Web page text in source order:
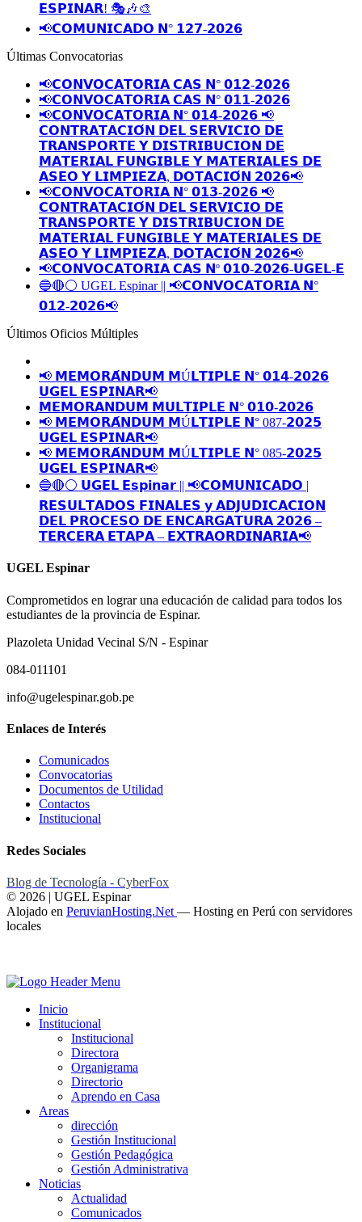
𝗘𝗦𝗣𝗜𝗡𝗔𝗥! 🎭🎶🎨
📢𝗖𝗢𝗠𝗨𝗡𝗜𝗖𝗔𝗗𝗢 𝗡° 𝟭𝟮𝟳-𝟮𝟬𝟮𝟲
Últimas Convocatorias
📢𝗖𝗢𝗡𝗩𝗢𝗖𝗔𝗧𝗢𝗥𝗜𝗔 𝗖𝗔𝗦 𝗡° 𝟬𝟭𝟮-𝟮𝟬𝟮𝟲
📢𝗖𝗢𝗡𝗩𝗢𝗖𝗔𝗧𝗢𝗥𝗜𝗔 𝗖𝗔𝗦 𝗡° 𝟬𝟭𝟭-𝟮𝟬𝟮𝟲
📢𝗖𝗢𝗡𝗩𝗢𝗖𝗔𝗧𝗢𝗥𝗜𝗔 𝗡° 𝟬𝟭𝟰-𝟮𝟬𝟮𝟲 📢
𝗖𝗢𝗡𝗧𝗥𝗔𝗧𝗔𝗖𝗜𝗢́𝗡 𝗗𝗘𝗟 𝗦𝗘𝗥𝗩𝗜𝗖𝗜𝗢 𝗗𝗘
𝗧𝗥𝗔𝗡𝗦𝗣𝗢𝗥𝗧𝗘 𝗬 𝗗𝗜𝗦𝗧𝗥𝗜𝗕𝗨𝗖𝗜𝗢𝗡 𝗗𝗘
𝗠𝗔𝗧𝗘𝗥𝗜𝗔𝗟 𝗙𝗨𝗡𝗚𝗜𝗕𝗟𝗘 𝗬 𝗠𝗔𝗧𝗘𝗥𝗜𝗔𝗟𝗘𝗦 𝗗𝗘
𝗔𝗦𝗘𝗢 𝗬 𝗟𝗜𝗠𝗣𝗜𝗘𝗭𝗔, 𝗗𝗢𝗧𝗔𝗖𝗜𝗢́𝗡 𝟮𝟬𝟮𝟲📢
📢𝗖𝗢𝗡𝗩𝗢𝗖𝗔𝗧𝗢𝗥𝗜𝗔 𝗡° 𝟬𝟭𝟯-𝟮𝟬𝟮𝟲 📢
𝗖𝗢𝗡𝗧𝗥𝗔𝗧𝗔𝗖𝗜𝗢́𝗡 𝗗𝗘𝗟 𝗦𝗘𝗥𝗩𝗜𝗖𝗜𝗢 𝗗𝗘
𝗧𝗥𝗔𝗡𝗦𝗣𝗢𝗥𝗧𝗘 𝗬 𝗗𝗜𝗦𝗧𝗥𝗜𝗕𝗨𝗖𝗜𝗢𝗡 𝗗𝗘
𝗠𝗔𝗧𝗘𝗥𝗜𝗔𝗟 𝗙𝗨𝗡𝗚𝗜𝗕𝗟𝗘 𝗬 𝗠𝗔𝗧𝗘𝗥𝗜𝗔𝗟𝗘𝗦 𝗗𝗘
𝗔𝗦𝗘𝗢 𝗬 𝗟𝗜𝗠𝗣𝗜𝗘𝗭𝗔, 𝗗𝗢𝗧𝗔𝗖𝗜𝗢́𝗡 𝟮𝟬𝟮𝟲📢
📢𝗖𝗢𝗡𝗩𝗢𝗖𝗔𝗧𝗢𝗥𝗜𝗔 𝗖𝗔𝗦 𝗡º 𝟬𝟭𝟬-𝟮𝟬𝟮𝟲-𝗨𝗚𝗘𝗟-𝗘
🔵🔴⚪️ UGEL Espinar || 📢𝗖𝗢𝗡𝗩𝗢𝗖𝗔𝗧𝗢𝗥𝗜𝗔 𝗡°
𝟬𝟭𝟮-𝟮𝟬𝟮𝟲📢
Últimos Oficios Múltiples
📢 𝗠𝗘𝗠𝗢𝗥𝗔́𝗡𝗗𝗨𝗠 𝗠Ú𝗟𝗧𝗜𝗣𝗟𝗘 𝗡° 𝟬𝟭𝟰-𝟮𝟬𝟮𝟲
𝗨𝗚𝗘𝗟 𝗘𝗦𝗣𝗜𝗡𝗔𝗥📢
𝗠𝗘𝗠𝗢𝗥𝗔𝗡𝗗𝗨𝗠 𝗠𝗨𝗟𝗧𝗜𝗣𝗟𝗘 𝗡° 𝟬𝟭𝟬-𝟮𝟬𝟮𝟲
📢 𝗠𝗘𝗠𝗢𝗥𝗔́𝗡𝗗𝗨𝗠 𝗠Ú𝗟𝗧𝗜𝗣𝗟𝗘 𝗡° 087-𝟮𝟬𝟮𝟱
𝗨𝗚𝗘𝗟 𝗘𝗦𝗣𝗜𝗡𝗔𝗥📢
📢 𝗠𝗘𝗠𝗢𝗥𝗔́𝗡𝗗𝗨𝗠 𝗠Ú𝗟𝗧𝗜𝗣𝗟𝗘 𝗡° 085-𝟮𝟬𝟮𝟱
𝗨𝗚𝗘𝗟 𝗘𝗦𝗣𝗜𝗡𝗔𝗥📢
🔵🔴⚪️ 𝗨𝗚𝗘𝗟 𝗘𝘀𝗽𝗶𝗻𝗮𝗿 || 📢𝗖𝗢𝗠𝗨𝗡𝗜𝗖𝗔𝗗𝗢 |
𝗥𝗘𝗦𝗨𝗟𝗧𝗔𝗗𝗢𝗦 𝗙𝗜𝗡𝗔𝗟𝗘𝗦 𝘆 𝗔𝗗𝗝𝗨𝗗𝗜𝗖𝗔𝗖𝗜𝗢𝗡
𝗗𝗘𝗟 𝗣𝗥𝗢𝗖𝗘𝗦𝗢 𝗗𝗘 𝗘𝗡𝗖𝗔𝗥𝗚𝗔𝗧𝗨𝗥𝗔 𝟮𝟬𝟮𝟲 –
𝗧𝗘𝗥𝗖𝗘𝗥𝗔 𝗘𝗧𝗔𝗣𝗔 – 𝗘𝗫𝗧𝗥𝗔𝗢𝗥𝗗𝗜𝗡𝗔𝗥𝗜𝗔📢
UGEL Espinar
Comprometidos en lograr una educación de calidad para todos los
estudiantes de la provincia de Espinar.
Plazoleta Unidad Vecinal S/N - Espinar
084-011101
info@ugelespinar.gob.pe
Enlaces de Interés
Comunicados
Convocatorias
Documentos de Utilidad
Contactos
Institucional
Redes Sociales
Blog de Tecnología - CyberFox
© 2026 | UGEL Espinar
Alojado en PeruvianHosting.Net — Hosting en Perú con servidores
locales
Inicio
Institucional
Institucional
Directora
Organigrama
Directorio
Aprendo en Casa
Areas
dirección
Gestión Institucional
Gestión Pedagógica
Gestión Administrativa
Noticias
Actualidad
Comunicados